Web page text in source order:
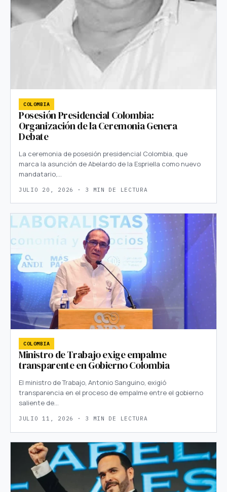
COLOMBIA
Posesión Presidencial Colombia:
Organización de la Ceremonia Genera
Debate
La ceremonia de posesión presidencial Colombia, que
marca la asunción de Abelardo de la Espriella como nuevo
mandatario,…
JULIO 20, 2026 · 3 MIN DE LECTURA
COLOMBIA
Ministro de Trabajo exige empalme
transparente en Gobierno Colombia
El ministro de Trabajo, Antonio Sanguino, exigió
transparencia en el proceso de empalme entre el gobierno
saliente de…
JULIO 11, 2026 · 3 MIN DE LECTURA